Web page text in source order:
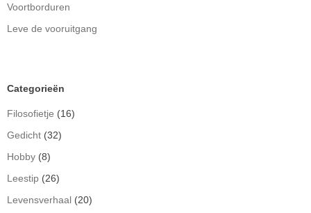
Voortborduren
Leve de vooruitgang
Categorieën
Filosofietje (16)
Gedicht (32)
Hobby (8)
Leestip (26)
Levensverhaal (20)